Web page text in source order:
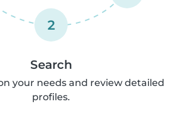
2
Search
your needs and review detailed
profiles.